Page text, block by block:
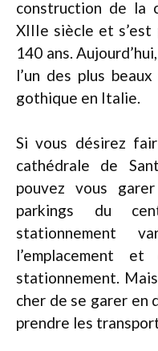
construction de la
XIIIe siècle et s’est
140 ans.
l’un des plus
gothique en Italie.
Si vous désirez
cathédrale de
pouvez vous
parkings du
stationnement
l’emplacement
stationnement.
cher de se garer en
prendre les